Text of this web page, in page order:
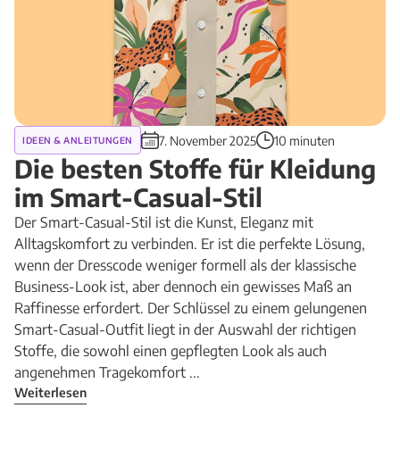
IDEEN & ANLEITUNGEN 7. November 2025 10 minuten
Die besten Stoffe für Kleidung
im Smart-Casual-Stil
Der Smart-Casual-Stil ist die Kunst, Eleganz mit
Alltagskomfort zu verbinden. Er ist die perfekte Lösung,
wenn der Dresscode weniger formell als der klassische
Business-Look ist, aber dennoch ein gewisses Maß an
Raffinesse erfordert. Der Schlüssel zu einem gelungenen
Smart-Casual-Outfit liegt in der Auswahl der richtigen
Stoffe, die sowohl einen gepflegten Look als auch
angenehmen Tragekomfort ...
Weiterlesen